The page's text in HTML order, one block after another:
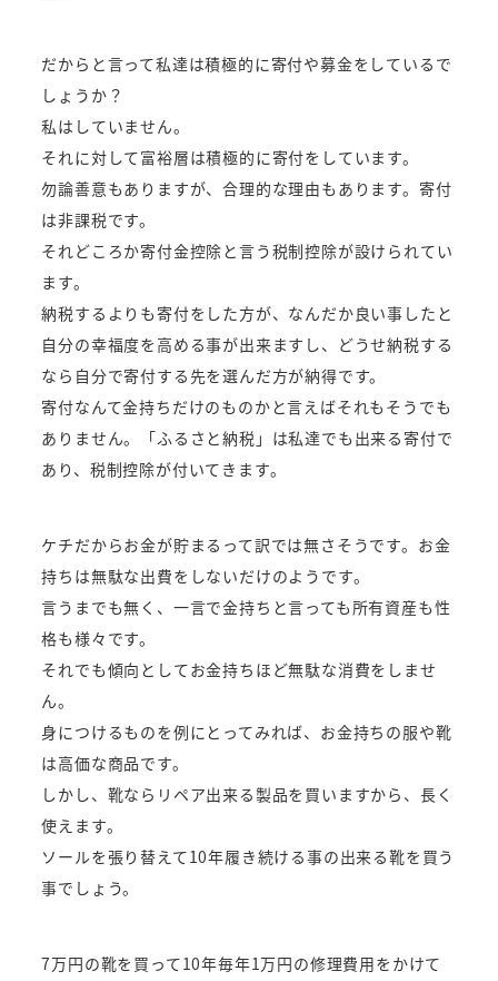
だからと言って私達は積極的に寄付や募金をしているで
しょうか？
私はしていません。
それに対して富裕層は積極的に寄付をしています。
勿論善意もありますが、合理的な理由もあります。寄付
は非課税です。
それどころか寄付金控除と言う税制控除が設けられてい
ます。
納税するよりも寄付をした方が、なんだか良い事したと
自分の幸福度を高める事が出来ますし、どうせ納税する
なら自分で寄付する先を選んだ方が納得です。
寄付なんて金持ちだけのものかと言えばそれもそうでも
ありません。「ふるさと納税」は私達でも出来る寄付で
あり、税制控除が付いてきます。
ケチだからお金が貯まるって訳では無さそうです。お金
持ちは無駄な出費をしないだけのようです。
言うまでも無く、一言で金持ちと言っても所有資産も性
格も様々です。
それでも傾向としてお金持ちほど無駄な消費をしませ
ん。
身につけるものを例にとってみれば、お金持ちの服や靴
は高価な商品です。
しかし、靴ならリペア出来る製品を買いますから、長く
使えます。
ソールを張り替えて10年履き続ける事の出来る靴を買う
事でしょう。
7万円の靴を買って10年毎年1万円の修理費用をかけて